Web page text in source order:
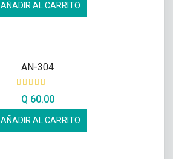
AÑADIR AL CARRITO
AN-304
Q 60.00
AÑADIR AL CARRITO